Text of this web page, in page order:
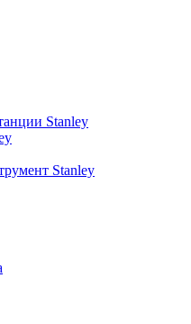
Stanley
Stanley